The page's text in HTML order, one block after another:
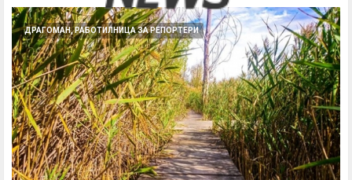
ДРАГОМАН, РАБОТИЛНИЦА ЗА РЕПОРТЕРИ